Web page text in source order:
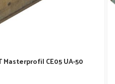
Masterprofil CE05 UA-50